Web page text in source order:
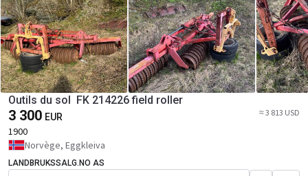
Outils du sol FK 214226 field roller
3 300 EUR ≈ 3 813 USD
1900
Norvège, Eggkleiva
LANDBRUKSSALG.NO AS